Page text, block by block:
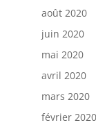
août 2020
juin 2020
mai 2020
avril 2020
mars 2020
février 2020